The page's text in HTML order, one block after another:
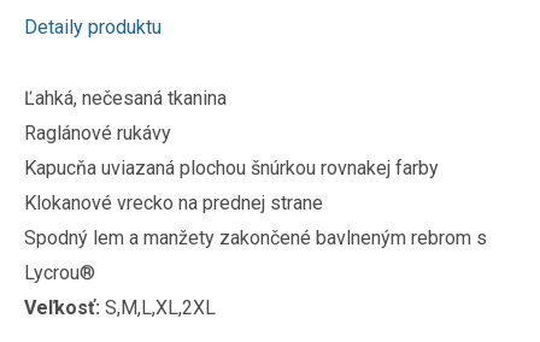
Detaily produktu
Ľahká, nečesaná tkanina
Raglánové rukávy
Kapucňa uviazaná plochou šnúrkou rovnakej farby
Klokanové vrecko na prednej strane
Spodný lem a manžety zakončené bavlneným rebrom s
Lycrou®
Veľkosť: S,M,L,XL,2XL